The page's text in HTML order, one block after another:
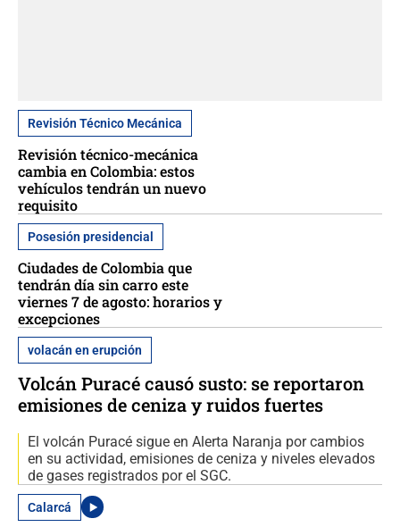
Revisión Técnico Mecánica
Revisión técnico-mecánica
cambia en Colombia: estos
vehículos tendrán un nuevo
requisito
Posesión presidencial
Ciudades de Colombia que
tendrán día sin carro este
viernes 7 de agosto: horarios y
excepciones
volacán en erupción
Volcán Puracé causó susto: se reportaron
emisiones de ceniza y ruidos fuertes
El volcán Puracé sigue en Alerta Naranja por cambios
en su actividad, emisiones de ceniza y niveles elevados
de gases registrados por el SGC.
Calarcá